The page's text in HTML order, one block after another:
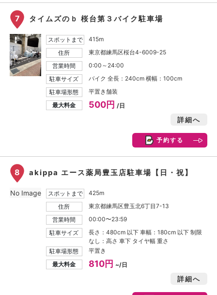
7 タイムズのｂ 桜台第３バイク駐車場
スポットまで
415m
住所
東京都練馬区桜台4-6009-25
営業時間
0:00～24:00
駐車サイズ
バイク 全長：240cm 横幅：100cm
駐車場形態
平置き舗装
最大料金
500円 /日
詳細へ
予約する
8 akippa エース薬局豊玉店駐車場【日・祝】
スポットまで
425m
住所
東京都練馬区豊玉北6丁目7-13
営業時間
00:00〜23:59
駐車サイズ
長さ：480cm 以下 車幅：180cm 以下 制限
なし：高さ 車下 タイヤ幅 重さ
駐車場形態
平置き
最大料金
810円 ~/日
詳細へ
No Image